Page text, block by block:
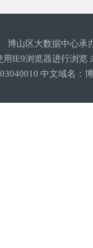
山区大数据中心承
IE9浏览器进行浏览
中文域名：